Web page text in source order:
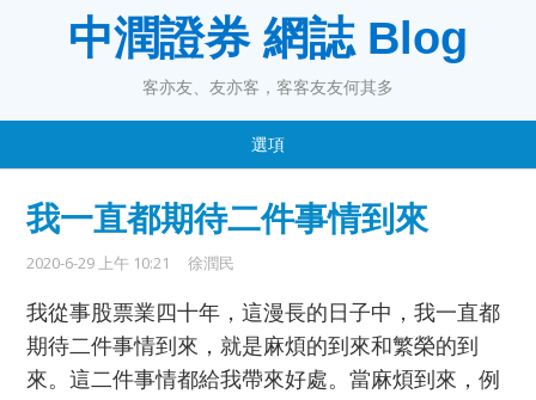
中潤證券 網誌 Blog
客亦友、友亦客，客客友友何其多
選項
我一直都期待二件事情到來
2020-6-29 上午 10:21 徐潤民
我從事股票業四十年，這漫長的日子中，我一直都
期待二件事情到來，就是麻煩的到來和繁榮的到
來。這二件事情都給我帶來好處。當麻煩到來，例